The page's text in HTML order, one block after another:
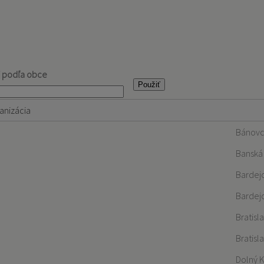
podľa obce
Dolný